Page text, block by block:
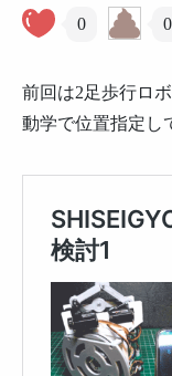
0 0
前回は2足歩行ロ
動学で位置指定し